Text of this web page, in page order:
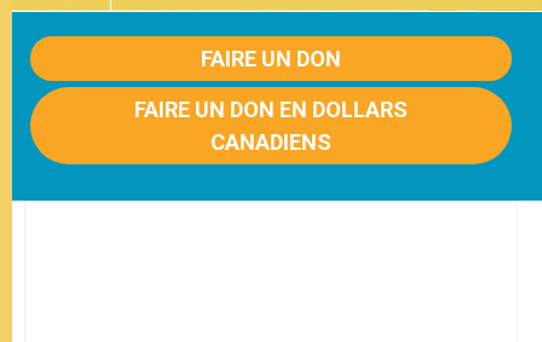
FAIRE UN DON
FAIRE UN DON EN DOLLARS
CANADIENS